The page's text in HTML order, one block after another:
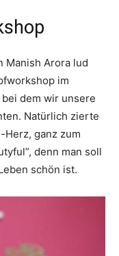
Manish Arora lud
im
bei dem wir unsere
Natürlich zierte
Herz, ganz zum
denn man soll
schön ist.